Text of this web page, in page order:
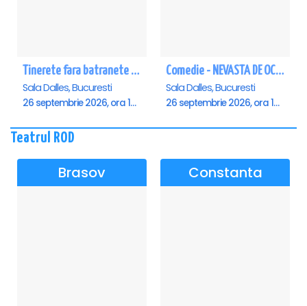
Tinerete fara batranete si viata fara de moarte
Sala Dalles, Bucuresti
26 septembrie 2026, ora 10:30
Comedie - NEVASTA DE OCAZIE !!!
Sala Dalles, Bucuresti
26 septembrie 2026, ora 19:00
Teatrul ROD
Brasov Constanta